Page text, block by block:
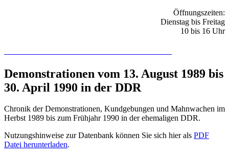
Öffnungszeiten:
Dienstag bis Freitag
10 bis 16 Uhr
Demonstrationen vom 13. August 1989 bis
30. April 1990 in der DDR
Chronik der Demonstrationen, Kundgebungen und Mahnwachen im
Herbst 1989 bis zum Frühjahr 1990 in der ehemaligen DDR.
Nutzungshinweise zur Datenbank können Sie sich hier als PDF
Datei herunterladen.